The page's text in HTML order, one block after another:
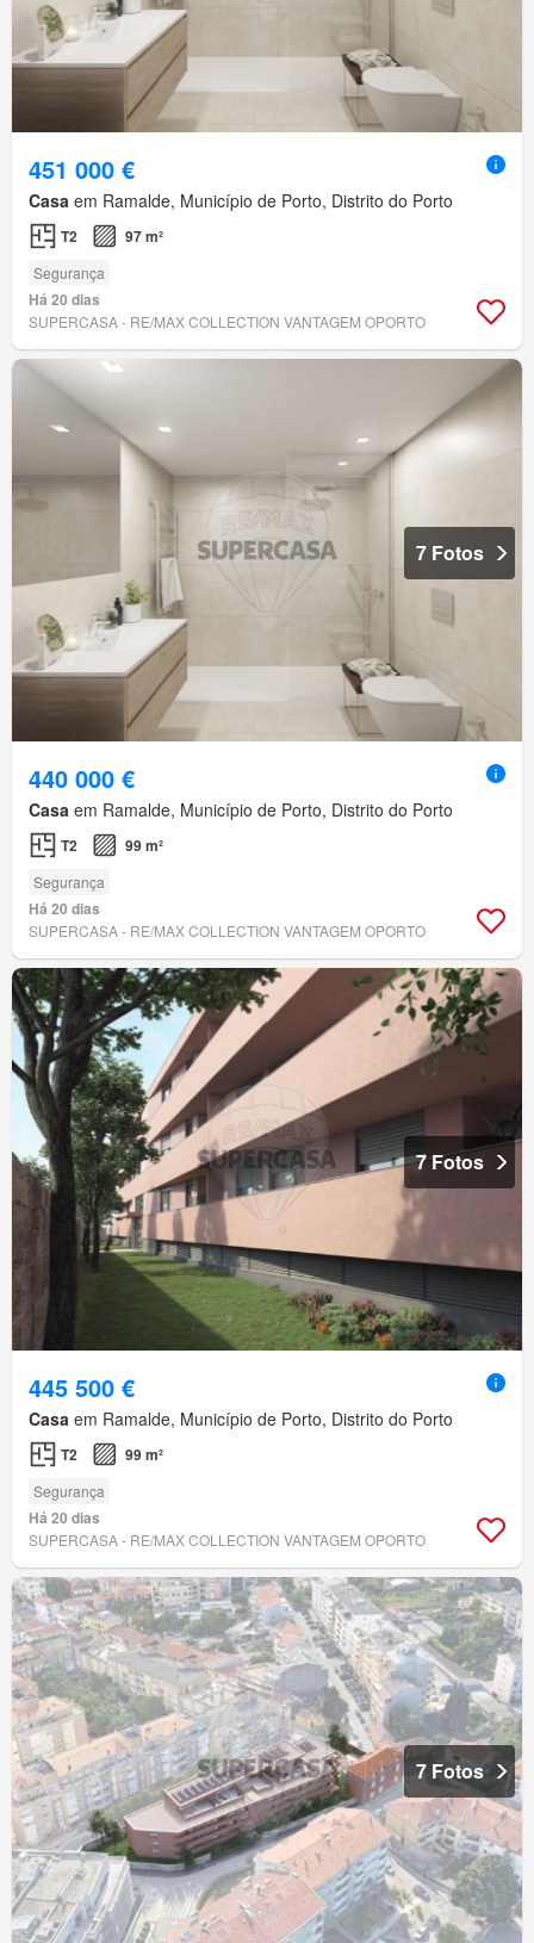
451 000 €
Casa em Ramalde, Município de Porto, Distrito do Porto
T2 97 m²
Segurança
Há 20 dias
SUPERCASA - RE/MAX COLLECTION VANTAGEM OPORTO
7 Fotos
440 000 €
Casa em Ramalde, Município de Porto, Distrito do Porto
T2 99 m²
Segurança
Há 20 dias
SUPERCASA - RE/MAX COLLECTION VANTAGEM OPORTO
7 Fotos
445 500 €
Casa em Ramalde, Município de Porto, Distrito do Porto
T2 99 m²
Segurança
Há 20 dias
SUPERCASA - RE/MAX COLLECTION VANTAGEM OPORTO
7 Fotos